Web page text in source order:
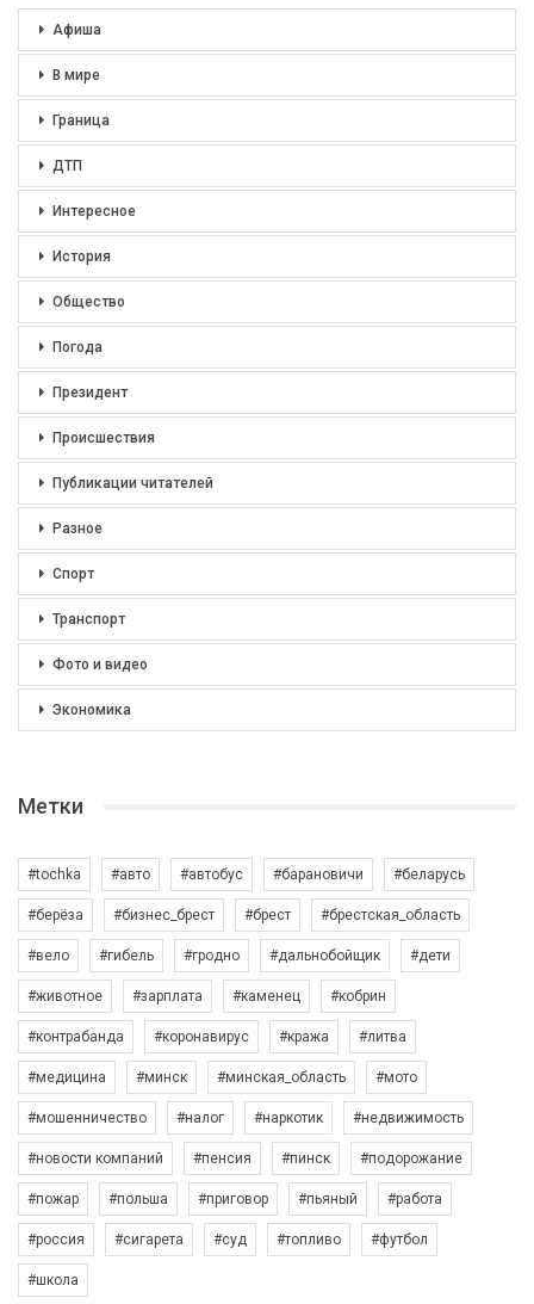
Афиша
В мире
Граница
ДТП
Интересное
История
Общество
Погода
Президент
Происшествия
Публикации читателей
Разное
Спорт
Транспорт
Фото и видео
Экономика
Метки
#tochka #авто #автобус #барановичи #беларусь
#берёза #бизнес_брест #брест #брестская_область
#вело #гибель #гродно #дальнобойщик #дети
#животное #зарплата #каменец #кобрин
#контрабанда #коронавирус #кража #литва
#медицина #минск #минская_область #мото
#мошенничество #налог #наркотик #недвижимость
#новости компаний #пенсия #пинск #подорожание
#пожар #польша #приговор #пьяный #работа
#россия #сигарета #суд #топливо #футбол
#школа